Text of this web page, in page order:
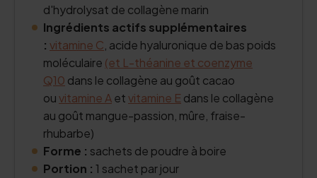
d'hydrolysat de collagène marin
Ingrédients actifs supplémentaires
: vitamine C , acide hyaluronique de bas poids
moléculaire (et L-théanine et coenzyme
Q10 dans le collagène au goût cacao
ouvitamine Aetvitamine E dans le collagène
au goût mangue-passion, mûre, fraise-
rhubarbe)
Forme : sachets de poudre à boire
Portion : 1 sachet par jour